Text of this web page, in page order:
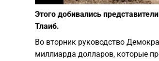
Этого добивались
Тлаиб.
Во вторник руководство
миллиарда долларов, которые